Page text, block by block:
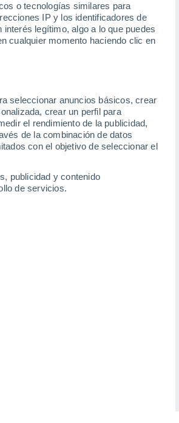
o tecnologías similares para
IP y los identificadores de
legítimo, algo a lo que puedes
cualquier momento haciendo clic en
seleccionar anuncios básicos, crear
crear un perfil para
el rendimiento de la publicidad,
de la combinación de datos
con el objetivo de seleccionar el
publicidad y contenido
de servicios.
34°
23°
Rochefort-
du-Gard
22°
37°
24°
Gilles